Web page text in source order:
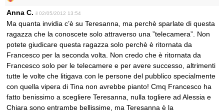
Anna C. il 02/05/2012 13:54
Ma quanta invidia c’è su Teresanna, ma perchè sparlate di questa
ragazza che la conoscete solo attraverso una ”telecamera”. Non
potete giudicare questa ragazza solo perchè è ritornata da
Francesco per la seconda volta. Non credo che è ritornata da
Francesco solo per le telecamere e per avere successo, altrimenti
tutte le volte che litigava con le persone del pubblico specialmente
con quella vipera di Tina non avrebbe pianto! Cmq Francesco ha
fatto benissimo a scegliere Teresanna, nulla togliere ad Alessia e
Chiara sono entrambe bellissime, ma Teresanna è la